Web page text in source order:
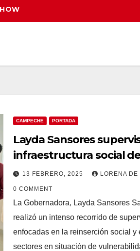
CAMPECHE PORTADA
Layda Sansores
infraestructura social
reinserción y atención
vulnerables
13 FEBRERO, 2025 LORENA DE
0 COMMENT
La Gobernadora, Layda Sansores
realizó un intenso recorrido de
enfocadas en la reinserción social y
sectores en situación de